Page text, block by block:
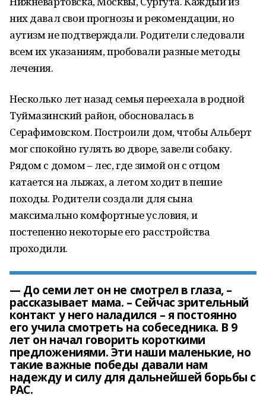
них давал свои прогнозы и рекомендации, но
аутизм не подтверждали. Родители следовали
всем их указаниям, пробовали разные методы
лечения.
Несколько лет назад семья переехала в родной
Туймазинский район, обосновалась в
Серафимовском. Построили дом, чтобы Альберт
мог спокойно гулять во дворе, завели собаку.
Рядом с домом – лес, где зимой он с отцом
катается на лыжах, а летом ходит в пешие
походы. Родители создали для сына
максимально комфортные условия, и
постепенно некоторые его расстройства
проходили.
— До семи лет он не смотрел в глаза, –
рассказывает мама. – Сейчас зрительный
контакт у него наладился – я постоянно
его учила смотреть на собеседника. В 9
лет он начал говорить короткими
предложениями. Эти наши маленькие, но
такие важные победы давали нам
надежду и силу для дальнейшей борьбы с
РАС.